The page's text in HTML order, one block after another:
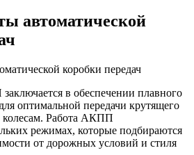
автоматической
в обеспечении плавного
оптимальной передачи крутящего
колесам. Работа АКПП
режимах, которые подбираются
от дорожных условий и стиля